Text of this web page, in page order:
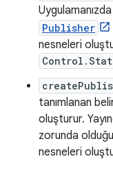
Publisher
nesneleri
tanımlanan
oluşturur.
zorunda
nesneleri